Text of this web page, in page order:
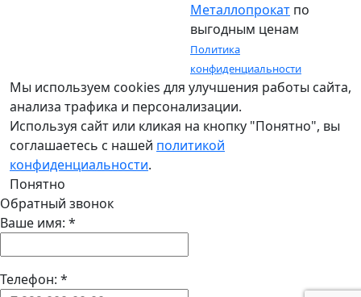
Металлопрокат по
выгодным ценам
Политика
конфиденциальности
Мы используем cookies для улучшения работы сайта,
анализа трафика и персонализации.
Используя сайт или кликая на кнопку "Понятно", вы
соглашаетесь с нашей политикой
конфиденциальности.
Понятно
Обратный звонок
Ваше имя: *
Телефон: *